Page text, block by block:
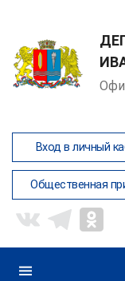
Вход в личный
Общественная